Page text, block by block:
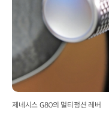
제네시스 G80의 멀티펑션 레버